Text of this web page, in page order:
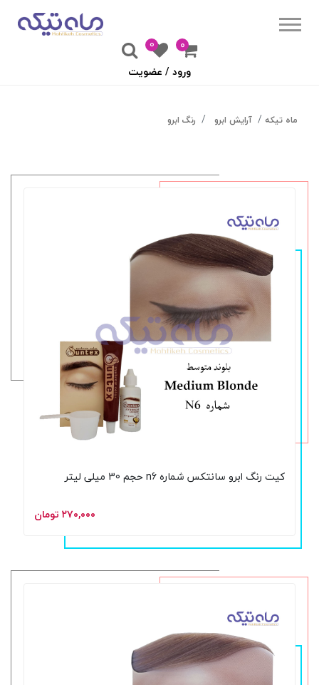
۰
0
ورود / عضویت
ماه تیکه آرایش ابرو رنگ ابرو
کیت رنگ ابرو سانتکس شماره n6 حجم 30 میلی لیتر
۲۷۰,۰۰۰ تومان